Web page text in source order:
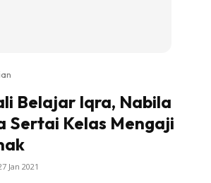
Belajar Iqra, Nabila
Sertai Kelas Mengaji
Jan 2021